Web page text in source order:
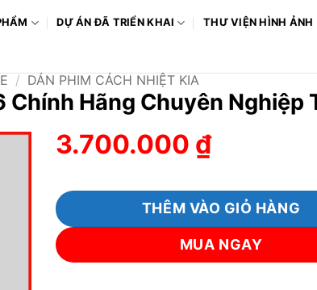
DỰ ÁN ĐÃ TRIỂN KHAI THƯ VIỆN HÌNH ẢNH
/ DÁN PHIM CÁCH NHIỆT KIA
Hãng Chuyên Nghiệp
3.700.000 ₫
THÊM VÀO GIỎ HÀNG
MUA NGAY